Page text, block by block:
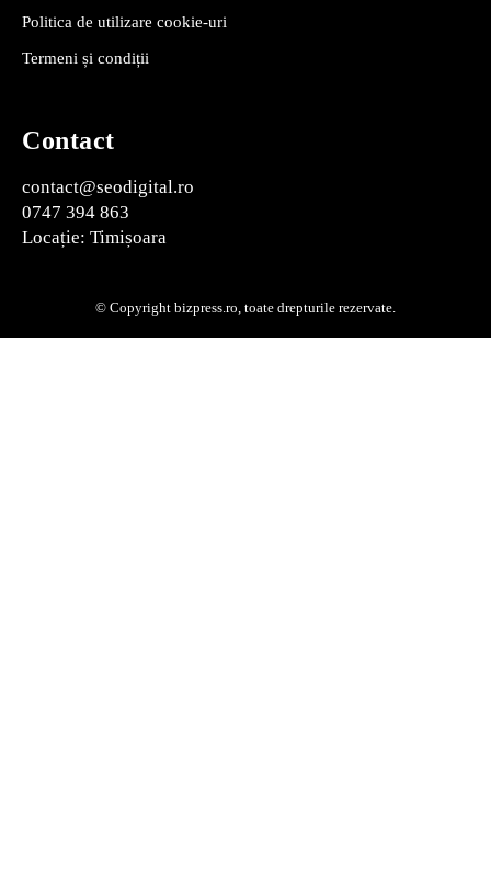
Politica de utilizare cookie-uri
Termeni și condiții
Contact
contact@seodigital.ro
0747 394 863
Locație: Timișoara
© Copyright bizpress.ro, toate drepturile rezervate.